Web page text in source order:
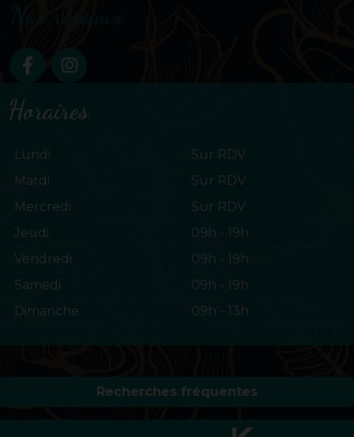
Horaires
Lundi
Sur RDV
Mardi
Sur RDV
Mercredi
Sur RDV
Jeudi
09h - 19h
Vendredi
09h - 19h
Samedi
09h - 19h
Dimanche
09h - 13h
Recherches fréquentes